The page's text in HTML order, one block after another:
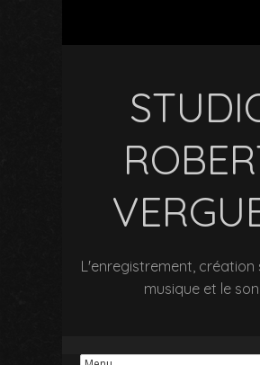
L'enregistrement, création
musique et le son